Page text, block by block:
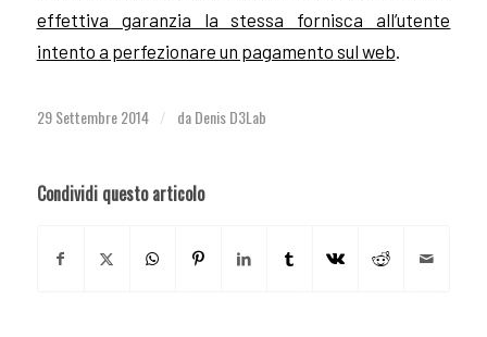
effettiva garanzia la stessa fornisca all’utente
intento a perfezionare un pagamento sul web
29 Settembre 2014 / daDenis D3Lab
Condividi questo articolo